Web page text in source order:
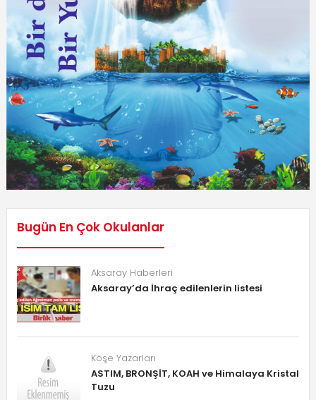
Bugün En Çok Okulanlar
Aksaray Haberleri
Aksaray’da İhraç edilenlerin listesi
Köşe Yazarları
ASTIM, BRONŞİT, KOAH ve Himalaya Kristal
Tuzu